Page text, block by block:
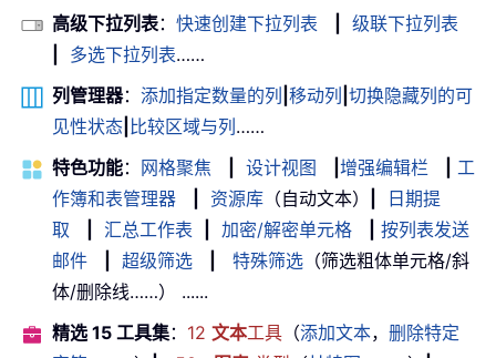
高级下拉列表： 快速创建下拉列表
级联下拉列表
多选下拉列表……
列管理器： 添加指定数量的列 移动列 切换隐藏列的可
见性状态 比较区域与列 ……
特色功能： 网格聚焦 设计视图 增强编辑栏
工
作簿和表管理器
资源库 （自动文本）
日期提
取
汇总工作表 加密/解密单元格
按列表发送
邮件
超级筛选 特殊筛选 （筛选粗体单元格/斜
体/删除线……） ......
精选 15 工具集： 12 文本工具 （添加文本， 删除特定